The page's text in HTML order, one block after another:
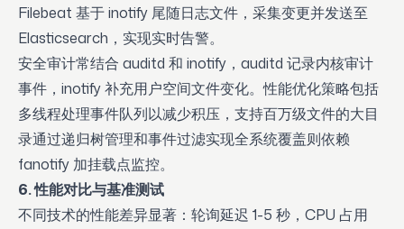
Filebeat 基于 inotify 尾随日志文件，采集变更并发送至
Elasticsearch，实现实时告警。
安全审计常结合 auditd 和 inotify，auditd 记录内核审计
事件，inotify 补充用户空间文件变化。性能优化策略包括
多线程处理事件队列以减少积压，支持百万级文件的大目
录通过递归树管理和事件过滤实现全系统覆盖则依赖
fanotify 加挂载点监控。
6. 性能对比与基准测试
不同技术的性能差异显著：轮询延迟 1-5 秒，CPU 占用